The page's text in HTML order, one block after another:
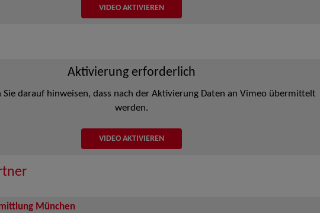
VIDEO AKTIVIEREN
Aktivierung erforderlich
darauf hinweisen, dass nach der Aktivierung Daten an Vimeo übermittelt
werden.
VIDEO AKTIVIEREN
München